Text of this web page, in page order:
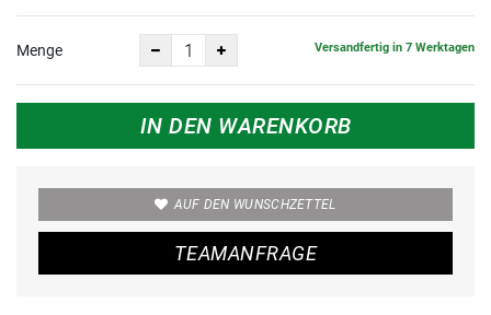
Menge Versandfertig in 7 Werktagen
IN DEN WARENKORB
AUF DEN WUNSCHZETTEL
TEAMANFRAGE